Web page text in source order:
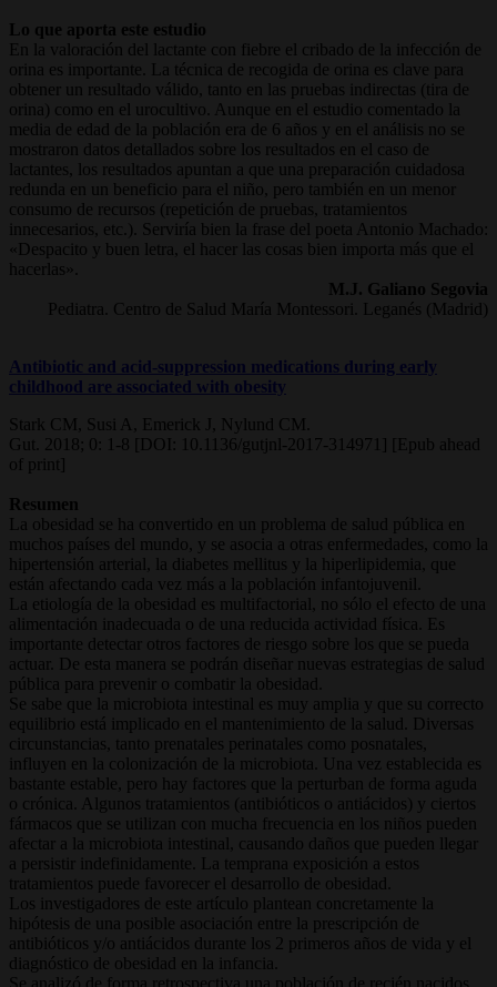
Lo que aporta este estudio
En la valoración del lactante con fiebre el cribado de la infección de
orina es importante. La técnica de recogida de orina es clave para
obtener un resultado válido, tanto en las pruebas indirectas (tira de
orina) como en el urocultivo. Aunque en el estudio comentado la
media de edad de la población era de 6 años y en el análisis no se
mostraron datos detallados sobre los resultados en el caso de
lactantes, los resultados apuntan a que una preparación cuidadosa
redunda en un beneficio para el niño, pero también en un menor
consumo de recursos (repetición de pruebas, tratamientos
innecesarios, etc.). Serviría bien la frase del poeta Antonio Machado:
«Despacito y buen letra, el hacer las cosas bien importa más que el
hacerlas».
M.J. Galiano Segovia
Pediatra. Centro de Salud María Montessori. Leganés (Madrid)
Antibiotic and acid-suppression medications during early
childhood are associated with obesity
Stark CM, Susi A, Emerick J, Nylund CM.
Gut. 2018; 0: 1-8 [DOI: 10.1136/gutjnl-2017-314971] [Epub ahead
of print]
Resumen
La obesidad se ha convertido en un problema de salud pública en
muchos países del mundo, y se asocia a otras enfermedades, como la
hipertensión arterial, la diabetes mellitus y la hiperlipidemia, que
están afectando cada vez más a la población infantojuvenil.
La etiología de la obesidad es multifactorial, no sólo el efecto de una
alimentación inadecuada o de una reducida actividad física. Es
importante detectar otros factores de riesgo sobre los que se pueda
actuar. De esta manera se podrán diseñar nuevas estrategias de salud
pública para prevenir o combatir la obesidad.
Se sabe que la microbiota intestinal es muy amplia y que su correcto
equilibrio está implicado en el mantenimiento de la salud. Diversas
circunstancias, tanto prenatales perinatales como posnatales,
influyen en la colonización de la microbiota. Una vez establecida es
bastante estable, pero hay factores que la perturban de forma aguda
o crónica. Algunos tratamientos (antibióticos o antiácidos) y ciertos
fármacos que se utilizan con mucha frecuencia en los niños pueden
afectar a la microbiota intestinal, causando daños que pueden llegar
a persistir indefinidamente. La temprana exposición a estos
tratamientos puede favorecer el desarrollo de obesidad.
Los investigadores de este artículo plantean concretamente la
hipótesis de una posible asociación entre la prescripción de
antibióticos y/o antiácidos durante los 2 primeros años de vida y el
diagnóstico de obesidad en la infancia.
Se analizó de forma retrospectiva una población de recién nacidos